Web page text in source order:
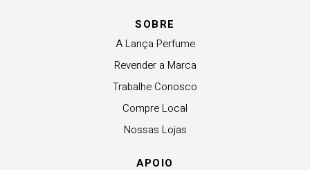
SOBRE
A Lança Perfume
Revender a Marca
Trabalhe Conosco
Compre Local
Nossas Lojas
APOIO